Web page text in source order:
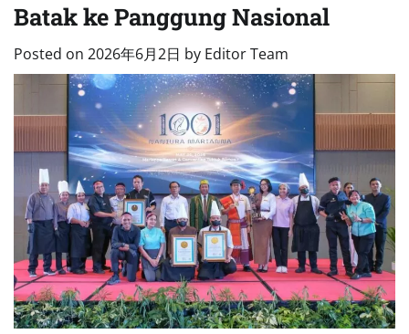
Batak ke Panggung Nasional
Posted on 2026年6月2日 by Editor Team